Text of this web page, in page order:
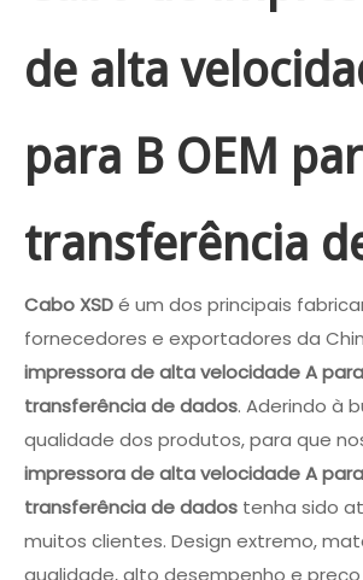
de alta
para B OEM
transferência
Cabo XSDé um dos principais
fornecedores e exportadores da
impressora de alta velocidade A para
transferência de dados. Aderindo à
qualidade dos produtos, para que
impressora de alta velocidade A para
transferência de dados tenha sido
muitos clientes. Design extremo,
qualidade, alto desempenho e